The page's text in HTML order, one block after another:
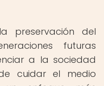
preservación del
futuras
a la sociedad
cuidar el medio